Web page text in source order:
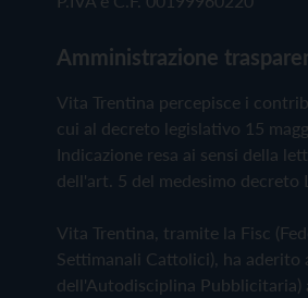
Amministrazione
Vita Trentina percepisce i
cui al decreto legislativo 15
Indicazione resa ai sensi della
dell'art. 5 del medesimo decreto
Vita Trentina, tramite la Fisc
Settimanali Cattolici), ha aderito
dell'Autodisciplina Pubblicitaria)